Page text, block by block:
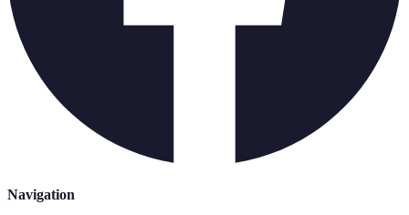
Navigation